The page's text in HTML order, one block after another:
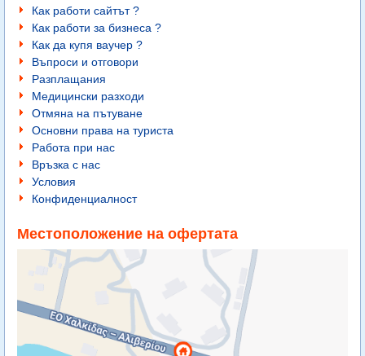
Как работи сайтът ?
Как работи за бизнеса ?
Как да купя ваучер ?
Въпроси и отговори
Разплащания
Медицински разходи
Отмяна на пътуване
Основни права на туриста
Работа при нас
Връзка с нас
Условия
Конфиденциалност
Местоположение на офертата